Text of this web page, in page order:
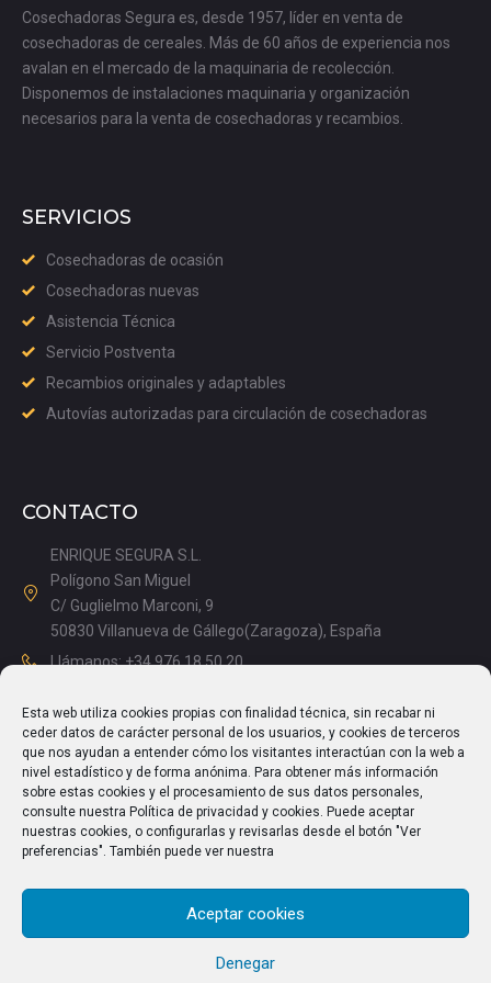
Esta web utiliza cookies propias con finalidad técnica, sin recabar ni
ceder datos de carácter personal de los usuarios, y cookies de terceros
que nos ayudan a entender cómo los visitantes interactúan con la web a
nivel estadístico y de forma anónima. Para obtener más información
sobre estas cookies y el procesamiento de sus datos personales,
consulte nuestra Política de privacidad y cookies. Puede aceptar
nuestras cookies, o configurarlas y revisarlas desde el botón "Ver
preferencias". También puede ver nuestra
Aceptar cookies
Denegar
Cosechadoras Segura es, desde 1957, líder en venta de
cosechadoras de cereales. Más de 60 años de experiencia nos
avalan en el mercado de la maquinaria de recolección.
Disponemos de instalaciones maquinaria y organización
necesarios para la venta de cosechadoras y recambios.
SERVICIOS
Cosechadoras de ocasión
Cosechadoras nuevas
Asistencia Técnica
Servicio Postventa
Recambios originales y adaptables
Autovías autorizadas para circulación de cosechadoras
CONTACTO
ENRIQUE SEGURA S.L.
Polígono San Miguel
C/ Guglielmo Marconi, 9
50830 Villanueva de Gállego(Zaragoza), España
Llámanos: +34 976 18 50 20
Tardes: 14.00 – 17.15
info@enriquesegura.com
TEXTOS LEGALES
Aviso Legal
Política de Privacidad